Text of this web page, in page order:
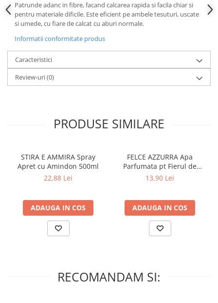
Patrunde adanc in fibre, facand calcarea rapida si facila chiar si
pentru materiale dificile. Este eficient pe ambele tesuturi, uscate
si umede, cu fiare de calcat cu aburi normale.
Informatii conformitate produs
Caracteristici
Review-uri(0)
PRODUSE SIMILARE
STIRA E AMMIRA Spray
Apret cu Amindon 500ml
22,88 Lei
ADAUGA IN COS
FELCE AZZURRA Apa
Parfumata pt Fierul de
Calcat 1 L
13,90 Lei
ADAUGA IN COS
RECOMANDAM SI: